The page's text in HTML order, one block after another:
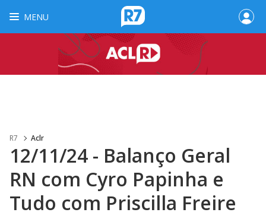
MENU
R7 Aclr
12/11/24 - Balanço Geral
RN com Cyro Papinha e
Tudo com Priscilla Freire